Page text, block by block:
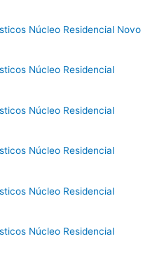
Núcleo Residencial Novo
Núcleo Residencial
Núcleo Residencial
Núcleo Residencial
Núcleo Residencial
Núcleo Residencial